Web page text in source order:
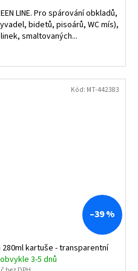
LINE. Pro spárování obkladů,
bidetů, pisoárů, WC mís),
smaltovaných...
–39 %
kartuše - transparentní
3-5 dnů
Kód: MT-442383